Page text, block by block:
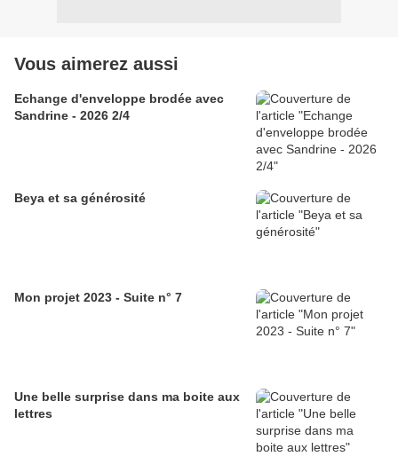
Vous aimerez aussi
Echange d'enveloppe brodée avec
Sandrine - 2026 2/4
Beya et sa générosité
Mon projet 2023 - Suite n° 7
Une belle surprise dans ma boite aux
lettres